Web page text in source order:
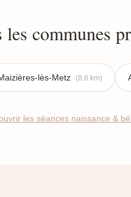
communes
lès-Metz (8.6 km)
les séances naissance &